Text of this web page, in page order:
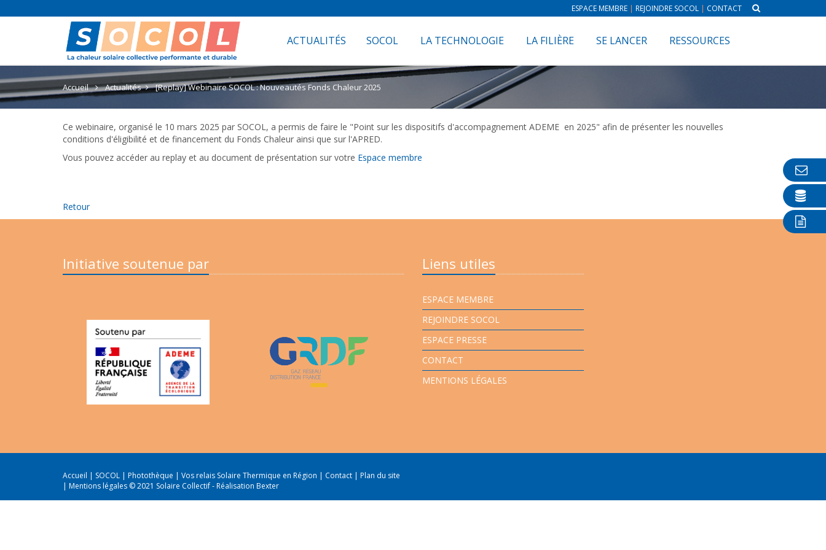
ESPACE MEMBRE | REJOINDRE SOCOL | CONTACT
ACTUALITÉS SOCOL LA TECHNOLOGIE LA FILIÈRE SE LANCER RESSOURCES
Accueil Actualités [Replay] Webinaire SOCOL : Nouveautés Fonds Chaleur 2025
Ce webinaire, organisé le 10 mars 2025 par SOCOL, a permis de faire le "Point sur les dispositifs d'accompagnement ADEME en 2025" afin de présenter les nouvelles
conditions d'éligibilité et de financement du Fonds Chaleur ainsi que sur l'APRED.
Vous pouvez accéder au replay et au document de présentation sur votre Espace membre
Retour
Initiative soutenue par Liens utiles
ESPACE MEMBRE
REJOINDRE SOCOL
ESPACE PRESSE
CONTACT
MENTIONS LÉGALES
Accueil | SOCOL | Photothèque | Vos relais Solaire Thermique en Région | Contact | Plan du site
| Mentions légales © 2021 Solaire Collectif -Réalisation Bexter